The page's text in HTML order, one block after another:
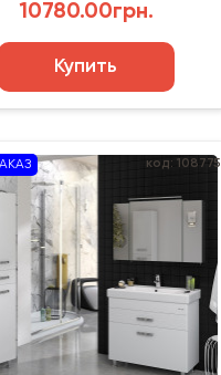
10780.00грн.
Купить
код: 108775